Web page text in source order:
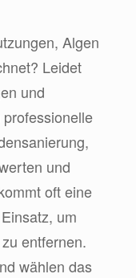
Algen
Leidet
und
und
oft eine
um
entfernen.
wählen das